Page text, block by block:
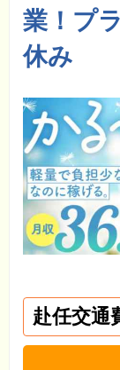
業！プ
休み
赴任交通